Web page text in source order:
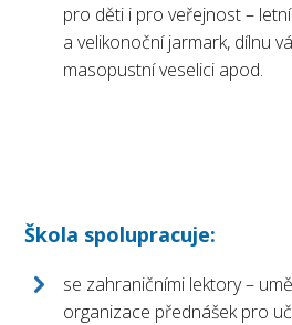
pro děti i pro veřejnost –
a velikonoční jarmark, dílnu
masopustní veselici apod.
Škola spolupracuje:
se zahraničními lektory –
organizace přednášek pro